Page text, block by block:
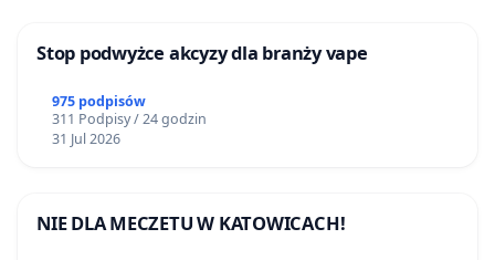
Stop podwyżce akcyzy dla branży vape
975 podpisów
311 Podpisy / 24 godzin
31 Jul 2026
NIE DLA MECZETU W KATOWICACH!